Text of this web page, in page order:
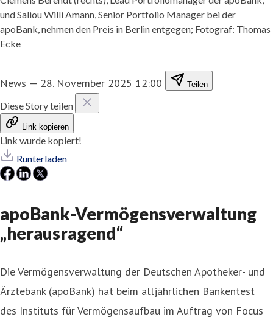
und Saliou Willi Amann, Senior Portfolio Manager bei der
apoBank, nehmen den Preis in Berlin entgegen; Fotograf: Thomas
Ecke
News — 28. November 2025 12:00 Teilen
Diese Story teilen
Link kopieren
Link wurde kopiert!
Runterladen
apoBank-Vermögensverwaltung
„herausragend“
Die Vermögensverwaltung der Deutschen Apotheker- und
Ärztebank (apoBank) hat beim alljährlichen Bankentest
des Instituts für Vermögensaufbau im Auftrag von Focus